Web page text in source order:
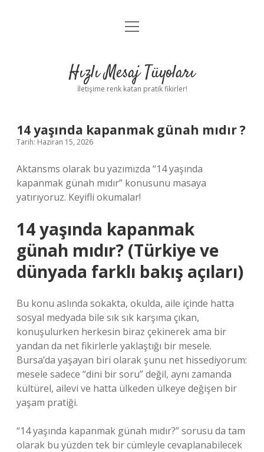
Anasayfa
Yasal Uyarı
menüyü
Hızlı Mesaj Tüyoları
İletişime renk katan pratik fikirler!
14 yaşında kapanmak günah mıdır ?
Tarih: Haziran 15, 2026
Aktansms olarak bu yazımızda “14 yaşında
kapanmak günah mıdır” konusunu masaya
yatırıyoruz. Keyifli okumalar!
14 yaşında kapanmak
günah mıdır? (Türkiye ve
dünyada farklı bakış açıları)
Bu konu aslında sokakta, okulda, aile içinde hatta
sosyal medyada bile sık sık karşıma çıkan,
konuşulurken herkesin biraz çekinerek ama bir
yandan da net fikirlerle yaklaştığı bir mesele.
Bursa’da yaşayan biri olarak şunu net hissediyorum:
mesele sadece “dini bir soru” değil, aynı zamanda
kültürel, ailevi ve hatta ülkeden ülkeye değişen bir
yaşam pratiği.
“14 yaşında kapanmak günah mıdır?” sorusu da tam
olarak bu yüzden tek bir cümleyle cevaplanabilecek